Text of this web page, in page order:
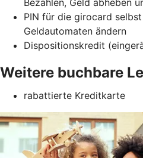
PIN für die girocard
Geldautomaten ändern
Dispositionskredit
Weitere buchbare
rabattierte Kreditkarte